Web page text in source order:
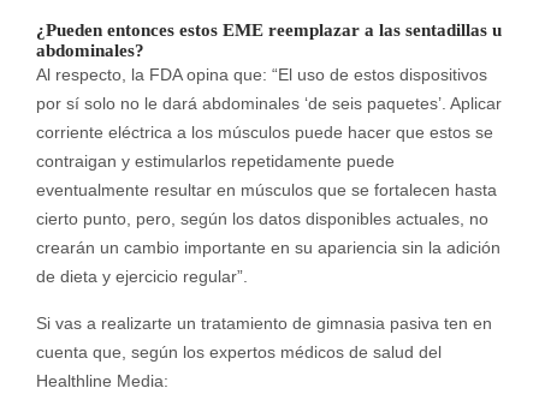
¿Pueden entonces estos EME reemplazar a las sentadillas u
abdominales?
Al respecto, la FDA opina que: “El uso de estos dispositivos
por sí solo no le dará abdominales ‘de seis paquetes’. Aplicar
corriente eléctrica a los músculos puede hacer que estos se
contraigan y estimularlos repetidamente puede
eventualmente resultar en músculos que se fortalecen hasta
cierto punto, pero, según los datos disponibles actuales, no
crearán un cambio importante en su apariencia sin la adición
de dieta y ejercicio regular”.
Si vas a realizarte un tratamiento de gimnasia pasiva ten en
cuenta que, según los expertos médicos de salud del
Healthline Media: